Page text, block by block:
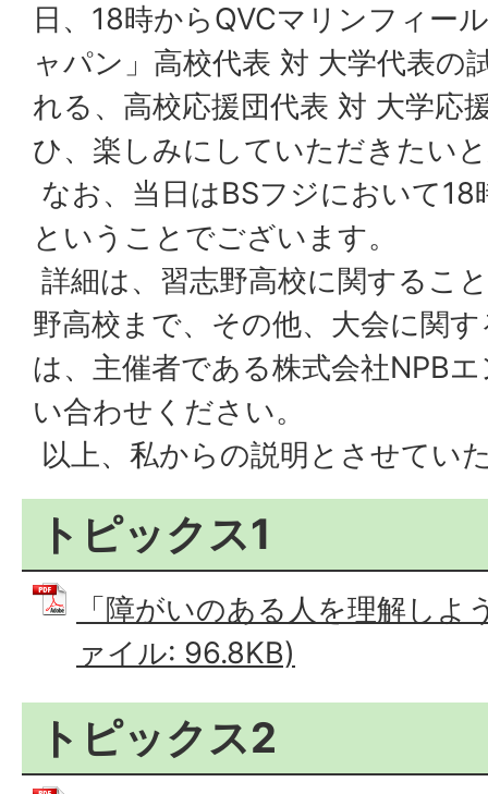
日、18時からQVCマリンフィー
ャパン」高校代表 対 大学代表の
れる、高校応援団代表 対 大学応
ひ、楽しみにしていただきたい
なお、当日はBSフジにおいて
ということでございます。
詳細は、習志野高校に関するこ
野高校まで、その他、大会に関
は、主催者である株式会社NPB
い合わせください。
以上、私からの説明とさせてい
トピックス1
「障がいのある人を理解しよ
ァイル: 96.8KB)
トピックス2